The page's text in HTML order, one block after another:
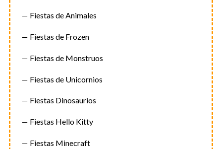
Fiestas de Animales
Fiestas de Frozen
Fiestas de Monstruos
Fiestas de Unicornios
Fiestas Dinosaurios
Fiestas Hello Kitty
Fiestas Minecraft